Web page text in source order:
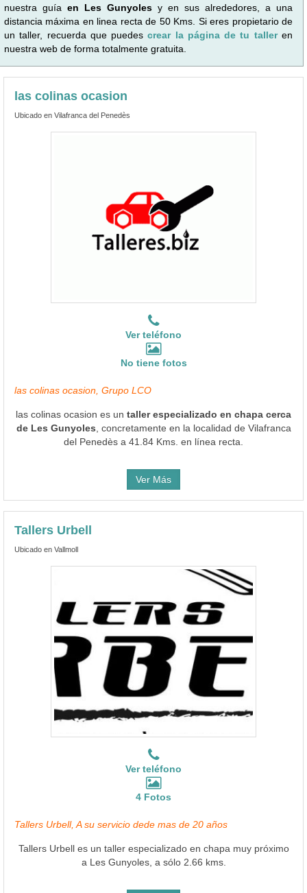
nuestra guía en Les Gunyoles y en sus alrededores, a una
distancia máxima en linea recta de 50 Kms. Si eres propietario de
un taller, recuerda que puedescrear la página de tu talleren
nuestra web de forma totalmente gratuita.
las colinas ocasion
Ubicado en Vilafranca del Penedès
Ver teléfono
No tiene fotos
las colinas ocasion, Grupo LCO
las colinas ocasion es un taller especializado en chapa cerca
de Les Gunyoles , concretamente en la localidad de Vilafranca
del Penedès a 41.84 Kms. en línea recta.
Ver Más
Tallers Urbell
Ubicado en Vallmoll
Ver teléfono
4 Fotos
Tallers Urbell, A su servicio dede mas de 20 años
Tallers Urbell es un taller especializado en chapa muy próximo
a Les Gunyoles, a sólo 2.66 kms.